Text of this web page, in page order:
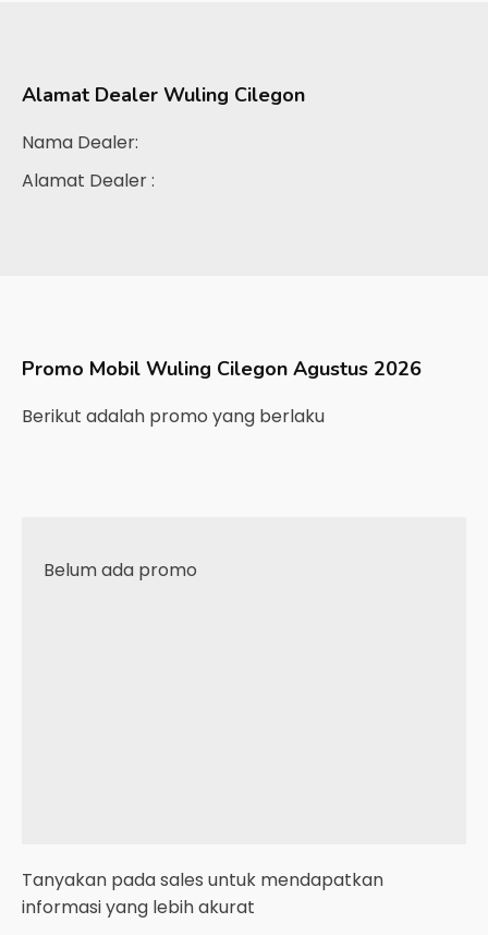
Alamat Dealer Wuling Cilegon
Nama Dealer:
Alamat Dealer :
Promo Mobil Wuling Cilegon Agustus 2026
Berikut adalah promo yang berlaku
Belum ada promo
Tanyakan pada sales untuk mendapatkan
informasi yang lebih akurat